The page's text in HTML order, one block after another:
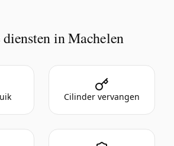
in Machelen
Cilinder vervangen